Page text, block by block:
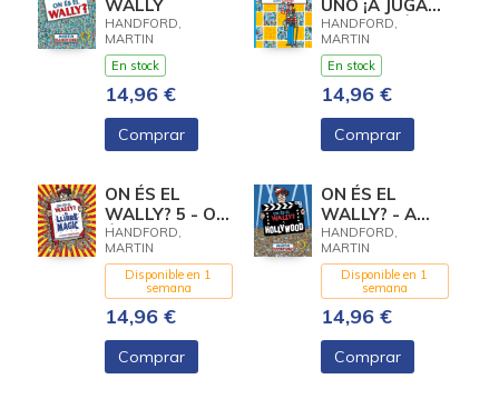
WALLY
HANDFORD,
MARTIN
En stock
14,96 €
Comprar
UNO ¡A JUGAR!
(COLECCIÓN
¿DÓNDE ESTÁ
WALLY )
HANDFORD,
MARTIN
En stock
14,96 €
Comprar
ON ÉS EL
WALLY? 5 - ON
ÉS EL WALLY?
EL LLIBRE
MÀGIC
HANDFORD,
MARTIN
Disponible en 1
semana
14,96 €
Comprar
ON ÉS EL
WALLY? - A
HOLLYWOOD
HANDFORD,
MARTIN
Disponible en 1
semana
14,96 €
Comprar